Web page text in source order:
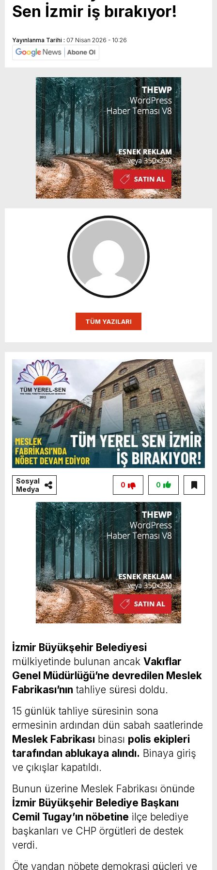
Sen İzmir iş bırakıyor!
Yayınlanma Tarihi : 07 Nisan 2026 - 10:26
TÜM YAZILARI
Sosyal
Medya
0
0
İzmir Büyükşehir Belediyesi
mülkiyetinde bulunan ancak Vakıflar
Genel Müdürlüğü’ne devredilen Meslek
Fabrikası’nın tahliye süresi doldu.
15 günlük tahliye süresinin sona
ermesinin ardından dün sabah saatlerinde
Meslek Fabrikası binası polis ekipleri
tarafından ablukaya alındı. Binaya giriş
ve çıkışlar kapatıldı.
Bunun üzerine Meslek Fabrikası önünde
İzmir Büyükşehir Belediye Başkanı
Cemil Tugay’ın nöbetine ilçe belediye
başkanları ve CHP örgütleri de destek
verdi.
Öte yandan nöbete demokrasi güçleri ve